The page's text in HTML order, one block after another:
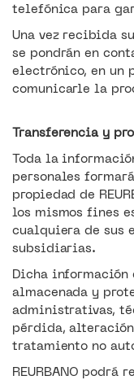
telefónica para
Una vez recibida
se pondrán en
electrónico, en un
comunicarle la
Transferencia y
Toda la
personales
propiedad de
los mismos fines
cualquiera de sus
subsidiarias.
Dicha información
almacenada y
administrativas,
pérdida,
tratamiento no
REURBANO